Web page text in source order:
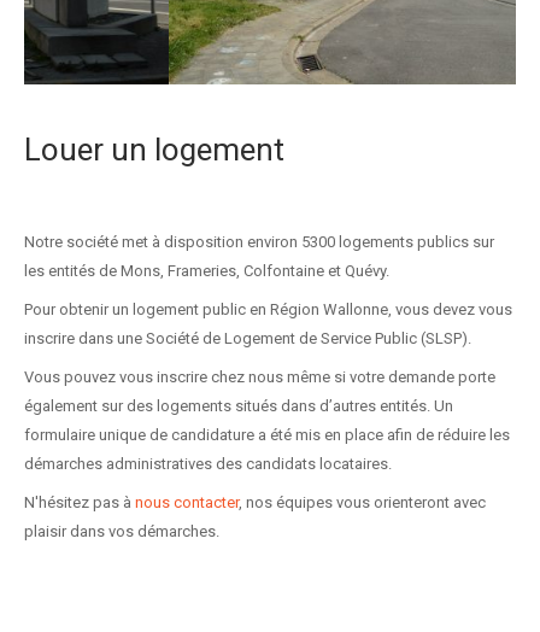
Louer un logement
Notre société met à disposition environ 5300 logements publics sur
les entités de Mons, Frameries, Colfontaine et Quévy.
Pour obtenir un logement public en Région Wallonne, vous devez vous
inscrire dans une Société de Logement de Service Public (SLSP).
Vous pouvez vous inscrire chez nous même si votre demande porte
également sur des logements situés dans d’autres entités. Un
formulaire unique de candidature a été mis en place afin de réduire les
démarches administratives des candidats locataires.
N'hésitez pas à nous contacter, nos équipes vous orienteront avec
plaisir dans vos démarches.